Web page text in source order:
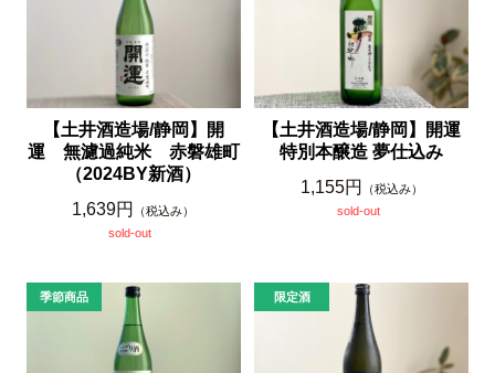
【土井酒造場/静岡】開
運 無濾過純米 赤磐雄町
（2024BY新酒）
1,639円
（税込み）
sold-out
【土井酒造場/静岡】開運
特別本醸造 夢仕込み
1,155円
（税込み）
sold-out